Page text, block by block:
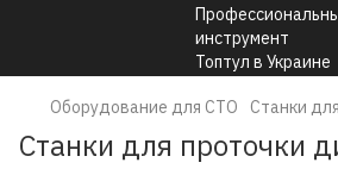
Оборудование для СТО Станки
Станки для проточки